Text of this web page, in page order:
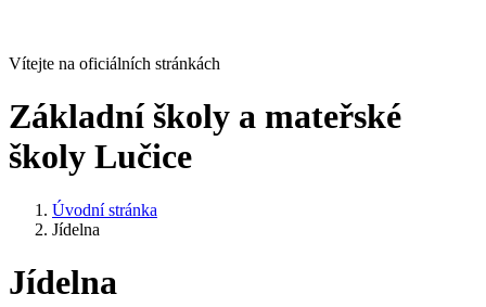
Vítejte na oficiálních stránkách
Základní školy a mateřské
školy Lučice
Úvodní stránka
Jídelna
Jídelna